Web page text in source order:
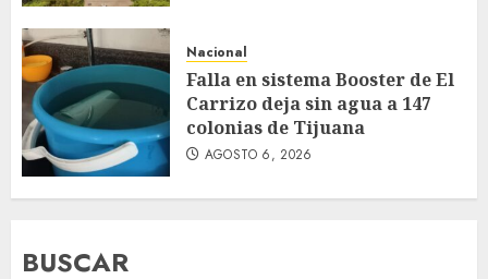
Nacional
Falla en sistema Booster de El
Carrizo deja sin agua a 147
colonias de Tijuana
AGOSTO 6, 2026
BUSCAR